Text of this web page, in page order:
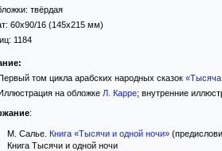
твёрдая
60x90/16 (145x215 мм)
1184
том цикла арабских народных сказок
на обложке Л. Карре; внутренние
:
М. Салье. Книга «Тысячи и одной ночи»
Книга Тысячи и одной ночи